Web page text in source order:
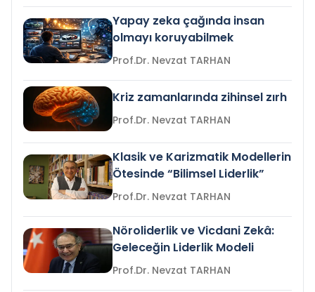
Yapay zeka çağında insan
olmayı koruyabilmek
Prof.Dr. Nevzat TARHAN
Kriz zamanlarında zihinsel zırh
Prof.Dr. Nevzat TARHAN
Klasik ve Karizmatik Modellerin
Ötesinde “Bilimsel Liderlik”
Prof.Dr. Nevzat TARHAN
Nöroliderlik ve Vicdani Zekâ:
Geleceğin Liderlik Modeli
Prof.Dr. Nevzat TARHAN